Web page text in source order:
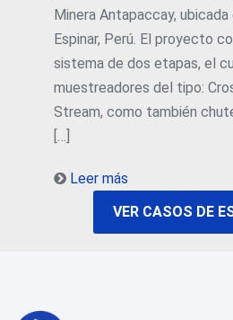
Minera Antapaccay,
Espinar, Perú. El proyecto
sistema de dos etapas, el
muestreadores del tipo:
Stream, como también
Leer más
VER CASOS DE